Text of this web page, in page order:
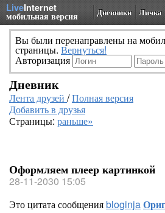
LiveInternet
мобильная версия Дневники Личка
Вы были перенаправлены на
страницы. Вернуться!
Авторизация
Дневник
Лента друзей /Полная версия
Добавить в друзья
Страницы: раньше»
Оформляем плеер картинкой
28-11-2030 15:05
Это цитата сообщенияbloginja